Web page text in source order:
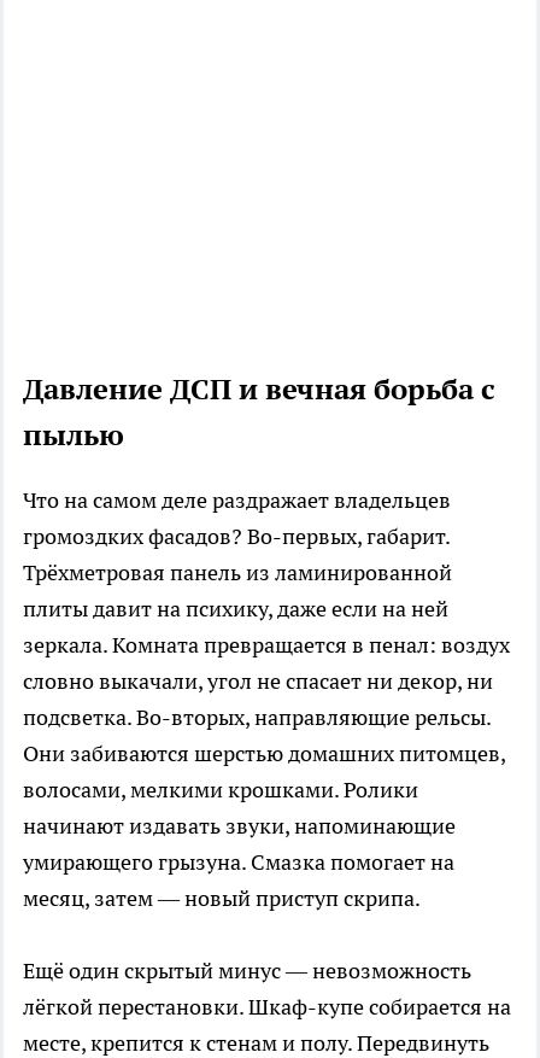
Давление ДСП и вечная борьба с
пылью
Что на самом деле раздражает владельцев
громоздких фасадов? Во-первых, габарит.
Трёхметровая панель из ламинированной
плиты давит на психику, даже если на ней
зеркала. Комната превращается в пенал: воздух
словно выкачали, угол не спасает ни декор, ни
подсветка. Во-вторых, направляющие рельсы.
Они забиваются шерстью домашних питомцев,
волосами, мелкими крошками. Ролики
начинают издавать звуки, напоминающие
умирающего грызуна. Смазка помогает на
месяц, затем — новый приступ скрипа.
Ещё один скрытый минус — невозможность
лёгкой перестановки. Шкаф-купе собирается на
месте, крепится к стенам и полу. Передвинуть